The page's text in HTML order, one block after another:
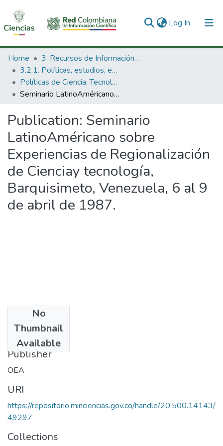
Log In (current)
Communities & Collections
All of DSpace
Statistics
Home
3. Recursos de Información Científica y Tecnológica
3.2.1. Políticas, estudios, evaluaciones e indicadores de CTeI
Políticas de Ciencia, Tecnología e Innovación
Seminario LatinoAméricano sobre Experiencias de Regionalización de Cienciay tecnología, Barquisimeto, Venezuela, 6 al 9 de abril de 1987.
Publication: Seminario
LatinoAméricano sobre
Experiencias de Regionalización
de Cienciay tecnología,
Barquisimeto, Venezuela, 6 al 9
de abril de 1987.
No
Thumbnail
Available
1987
Publisher
OEA
URI
https://repositorio.minciencias.gov.co/handle/20.500.14143/
49297
Collections